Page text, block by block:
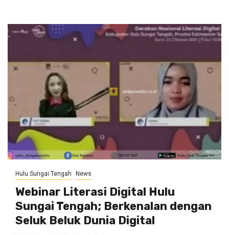
Hulu Sungai Tengah News
Webinar Literasi Digital Hulu
Sungai Tengah; Berkenalan dengan
Seluk Beluk Dunia Digital